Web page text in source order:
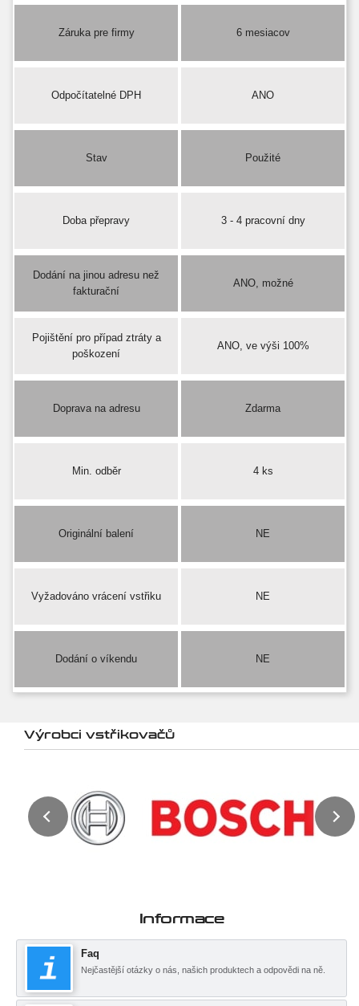
Záruka pre firmy 6 mesiacov
Odpočítatelné DPH ANO
Stav Použité
Doba přepravy 3 - 4 pracovní dny
Dodání na jinou adresu než
fakturační
ANO, možné
Pojištění pro případ ztráty a
poškození
ANO, ve výši 100%
Doprava na adresu Zdarma
Min. odběr 4 ks
Originální balení NE
Vyžadováno vrácení vstřiku NE
Dodání o víkendu NE
Výrobci vstřikovačů
Informace
Faq
Nejčastější otázky o nás, našich produktech a odpovědi na ně.